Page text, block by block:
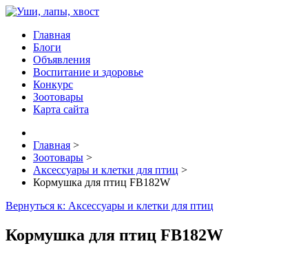
Главная
Блоги
Объявления
Воспитание и здоровье
Конкурс
Зоотовары
Карта сайта
Главная >
Зоотовары >
Аксессуары и клетки для птиц >
Кормушка для птиц FB182W
Вернуться к: Аксессуары и клетки для птиц
Кормушка для птиц FB182W